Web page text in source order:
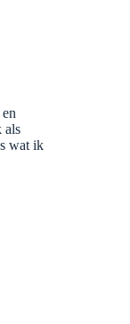
als
wat ik